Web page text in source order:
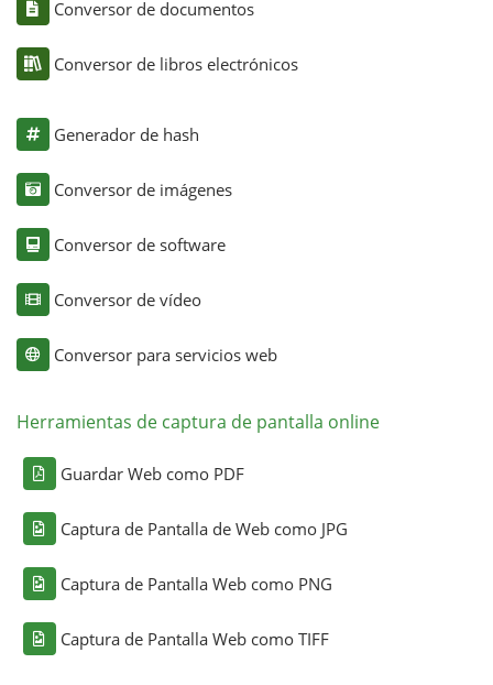
Conversor de documentos
Conversor de libros electrónicos
Generador de hash
Conversor de imágenes
Conversor de software
Conversor de vídeo
Conversor para servicios web
Herramientas de captura de pantalla online
Guardar Web como PDF
Captura de Pantalla de Web como JPG
Captura de Pantalla Web como PNG
Captura de Pantalla Web como TIFF